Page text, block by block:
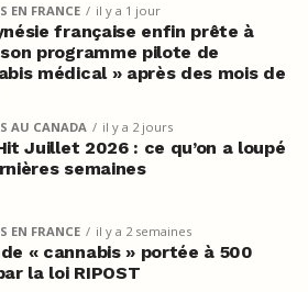
EN FRANCE il y a 1 jour
française enfin prête à
programme pilote de
médical » après des mois de
AU CANADA il y a 2 jours
Juillet 2026 : ce qu’on a loupé
semaines
EN FRANCE il y a 2 semaines
« cannabis » portée à 500
la loi RIPOST